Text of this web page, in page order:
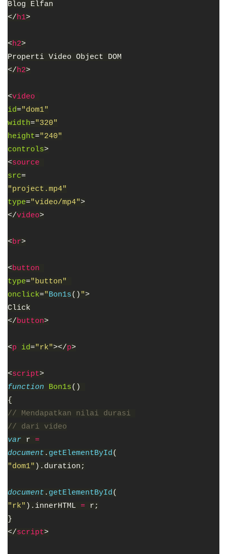
Blog Elfan
</h1>
<h2>
Properti Video Object DOM
</h2>
<video
id="dom1"
width="320"
height="240"
controls>
<source
src=
"project.mp4"
type="video/mp4">
</video>
<br>
<button
type="button"
onclick=" Bon1s() ">
Click
</button>
<p id="rk"></p>
<script>
function
Bon1s()
{
// Mendapatkan nilai durasi
// dari video
var r =
document . getElementById (
"dom1" ).duration;
document . getElementById (
"rk" ).innerHTML = r;
}
</script>